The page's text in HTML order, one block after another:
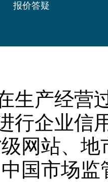
报价答疑
生产经营
行企业信
网站、
国市场